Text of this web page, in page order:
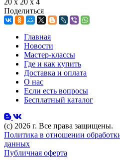
Поделиться
Главная
Новости
Мастер-классы
Где и как купить
Доставка и оплата
О нас
Если есть вопросы
Бесплатный каталог
(с) 2026 г. Все права защищены.
Политика в отношении
данных
Публичная оферта